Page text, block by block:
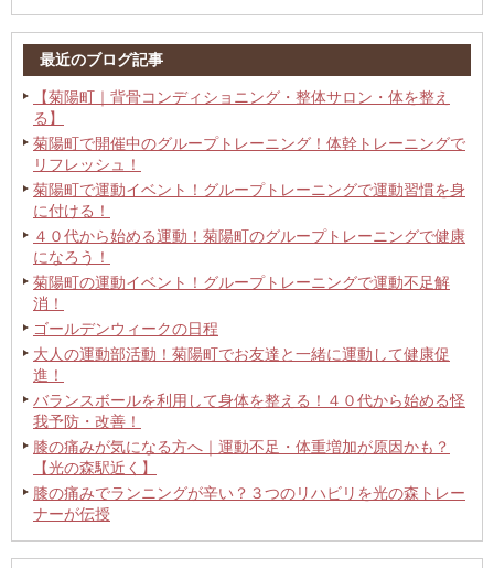
最近のブログ記事
【菊陽町｜背骨コンディショニング・整体サロン・体を整え
る】
菊陽町で開催中のグループトレーニング！体幹トレーニングで
リフレッシュ！
菊陽町で運動イベント！グループトレーニングで運動習慣を身
に付ける！
４０代から始める運動！菊陽町のグループトレーニングで健康
になろう！
菊陽町の運動イベント！グループトレーニングで運動不足解
消！
ゴールデンウィークの日程
大人の運動部活動！菊陽町でお友達と一緒に運動して健康促
進！
バランスボールを利用して身体を整える！４０代から始める怪
我予防・改善！
膝の痛みが気になる方へ｜運動不足・体重増加が原因かも？
【光の森駅近く】
膝の痛みでランニングが辛い？３つのリハビリを光の森トレー
ナーが伝授